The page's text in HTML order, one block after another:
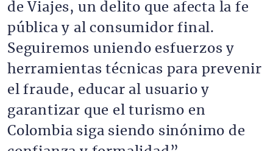
de Viajes, un delito que afecta la fe
pública y al consumidor final.
Seguiremos uniendo esfuerzos y
herramientas técnicas para prevenir
el fraude, educar al usuario y
garantizar que el turismo en
Colombia siga siendo sinónimo de